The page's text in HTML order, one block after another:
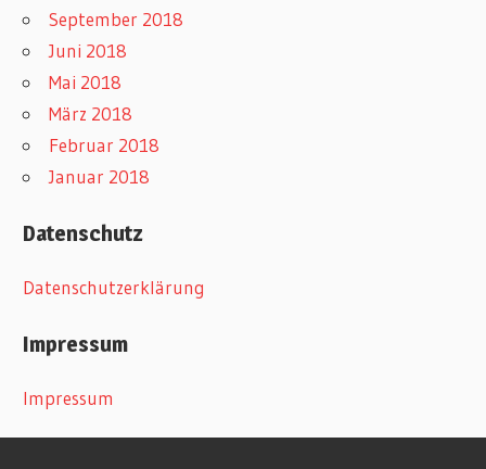
September 2018
Juni 2018
Mai 2018
März 2018
Februar 2018
Januar 2018
Datenschutz
Datenschutzerklärung
Impressum
Impressum